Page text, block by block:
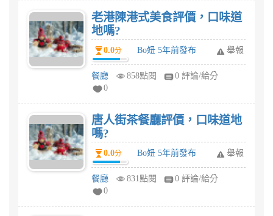
老港陳港式美食評價，口味道
地嗎?
0.0分 Bo妞 5年前發布 舉報
餐廳 858點閱
0 評論/給分
0
唐人街茶餐廳評價，口味道地
嗎?
0.0分 Bo妞 5年前發布 舉報
餐廳 831點閱
0 評論/給分
0